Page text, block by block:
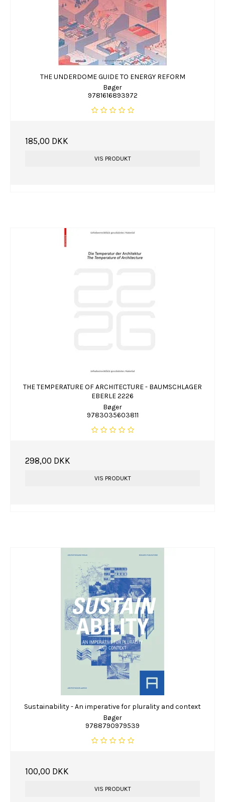
THE UNDERDOME GUIDE TO ENERGY REFORM
Bøger
9781616893972
185,00 DKK
VIS PRODUKT
THE TEMPERATURE OF ARCHITECTURE - BAUMSCHLAGER
EBERLE 2226
Bøger
9783035603811
298,00 DKK
VIS PRODUKT
Sustainability - An imperative for plurality and context
Bøger
9788790979539
100,00 DKK
VIS PRODUKT